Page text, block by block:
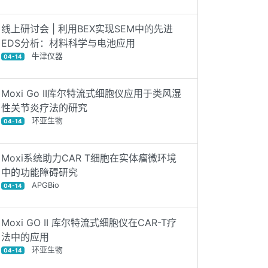
线上研讨会 | 利用BEX实现SEM中的先进
EDS分析：材料科学与电池应用
04-14 牛津仪器
Moxi Go II库尔特流式细胞仪应用于类风湿
性关节炎疗法的研究
04-14 环亚生物
Moxi系统助力CAR T细胞在实体瘤微环境
中的功能障碍研究
04-14 APGBio
Moxi GO II 库尔特流式细胞仪在CAR-T疗
法中的应用
04-14 环亚生物